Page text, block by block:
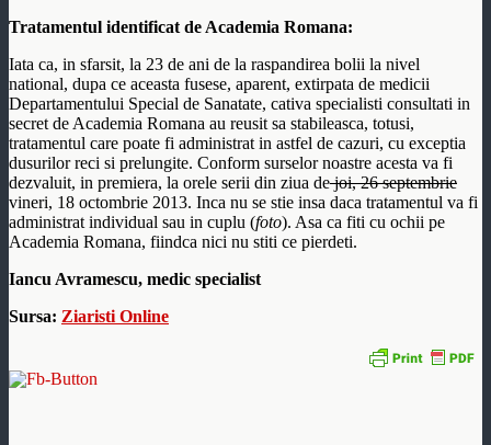
Tratamentul identificat de Academia Romana:
Iata ca, in sfarsit, la 23 de ani de la raspandirea bolii la nivel
national, dupa ce aceasta fusese, aparent, extirpata de medicii
Departamentului Special de Sanatate, cativa specialisti consultati in
secret de Academia Romana au reusit sa stabileasca, totusi,
tratamentul care poate fi administrat in astfel de cazuri, cu exceptia
dusurilor reci si prelungite. Conform surselor noastre acesta va fi
dezvaluit, in premiera, la orele serii din ziua dejoi, 26 septembrie
vineri, 18 octombrie 2013. Inca nu se stie insa daca tratamentul va fi
administrat individual sau in cuplu (foto). Asa ca fiti cu ochii pe
Academia Romana, fiindca nici nu stiti ce pierdeti.
Iancu Avramescu, medic specialist
Sursa: Ziaristi Online